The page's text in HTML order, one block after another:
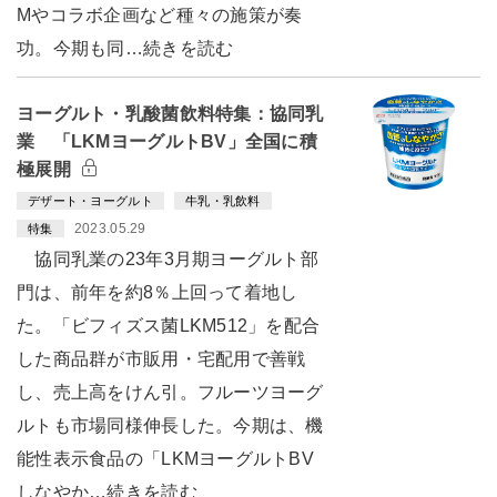
Mやコラボ企画など種々の施策が奏
功。今期も同…続きを読む
ヨーグルト・乳酸菌飲料特集：協同乳
業 「LKMヨーグルトBV」全国に積
極展開
デザート・ヨーグルト 牛乳・乳飲料
特集 2023.05.29
協同乳業の23年3月期ヨーグルト部
門は、前年を約8％上回って着地し
た。「ビフィズス菌LKM512」を配合
した商品群が市販用・宅配用で善戦
し、売上高をけん引。フルーツヨーグ
ルトも市場同様伸長した。今期は、機
能性表示食品の「LKMヨーグルトBV
しなやか…続きを読む